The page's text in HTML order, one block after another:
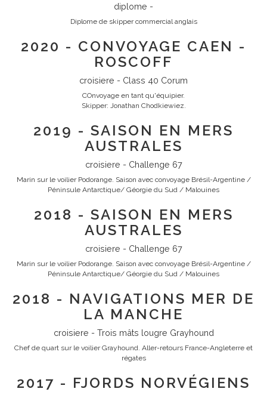
diplome -
Diplome de skipper commercial anglais
2020 - CONVOYAGE CAEN -
ROSCOFF
croisiere - Class 40 Corum
COnvoyage en tant qu'équipier.
Skipper: Jonathan Chodkiewiez.
2019 - SAISON EN MERS
AUSTRALES
croisiere - Challenge 67
Marin sur le voilier Podorange. Saison avec convoyage Brésil-Argentine /
Péninsule Antarctique/ Géorgie du Sud / Malouines
2018 - SAISON EN MERS
AUSTRALES
croisiere - Challenge 67
Marin sur le voilier Podorange. Saison avec convoyage Brésil-Argentine /
Péninsule Antarctique/ Géorgie du Sud / Malouines
2018 - NAVIGATIONS MER DE
LA MANCHE
croisiere - Trois mâts lougre Grayhound
Chef de quart sur le voilier Grayhound. Aller-retours France-Angleterre et
régates
2017 - FJORDS NORVÉGIENS